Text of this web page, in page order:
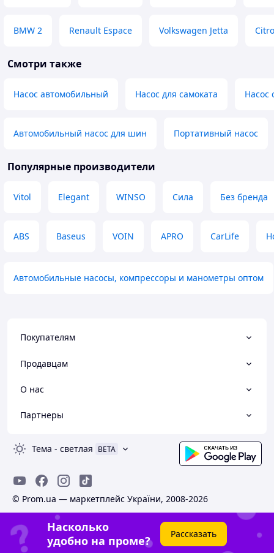
BMW 2 Renault Espace Volkswagen Jetta
Смотри также
Насос автомобильный Насос для самоката Насос
Автомобильный насос для шин Портативный насос
Популярные производители
Vitol Elegant WINSO Сила Без бренда
ABS Baseus VOIN APRO CarLife
Автомобильные насосы, компрессоры и манометры оптом
Покупателям
Продавцам
О нас
Партнеры
Тема - светлая BETA
© Prom.ua — маркетплейс України, 2008-2026
Насколько
удобно на проме?
Рассказать